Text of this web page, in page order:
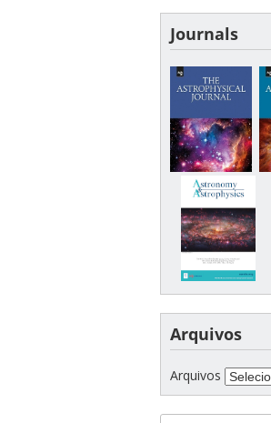
Journals
Arquivos
Arquivos